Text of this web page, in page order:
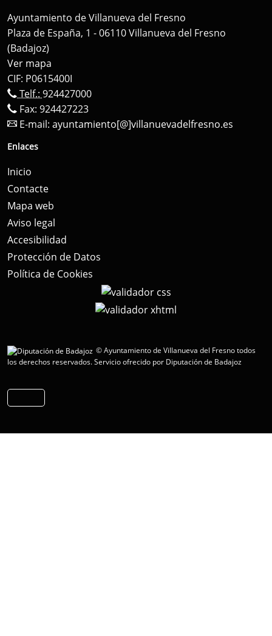
Ayuntamiento de Villanueva del Fresno
Plaza de España, 1 - 06110 Villanueva del Fresno
(Badajoz)
Ver mapa
CIF: P0615400I
Telf.: 924427000
Fax: 924427223
E-mail: ayuntamiento[@]villanuevadelfresno.es
Enlaces
Inicio
Contacte
Mapa web
Aviso legal
Accesibilidad
Protección de Datos
Política de Cookies
© Ayuntamiento de Villanueva del Fresno todos
los derechos reservados.Servicio ofrecido por Diputación de Badajoz